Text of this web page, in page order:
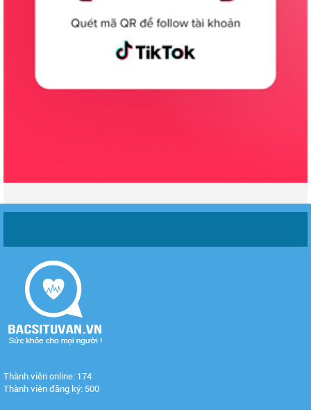
Thành viên online: 174
Thành viên đăng ký: 500